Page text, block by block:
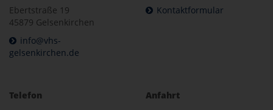
Ebertstraße 19
45879 Gelsenkirchen
info@vhs-
gelsenkirchen.de
Kontaktformular
Telefon
Anfahrt